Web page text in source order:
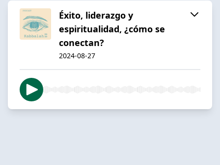
Éxito, liderazgo y
espiritualidad, ¿cómo se
conectan?
2024-08-27